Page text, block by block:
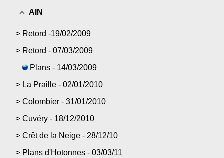
AIN
> Retord -19/02/2009
> Retord - 07/03/2009
Plans - 14/03/2009
> La Praille - 02/01/2010
> Colombier - 31/01/2010
> Cuvéry - 18/12/2010
> Crêt de la Neige - 28/12/10
> Plans d'Hotonnes - 03/03/11